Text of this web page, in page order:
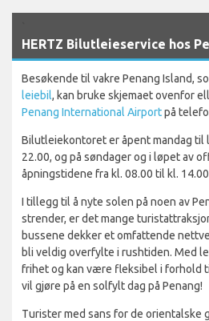
HERTZ Bilutleieservice hos
Besøkende til vakre Penang Island,
leiebil, kan bruke skjemaet ovenfor
Penang International Airportpå
Bilutleiekontoret er åpent mandag til
22.00, og på søndager og i løpet av
åpningstidene fra kl. 08.00 til kl.
I tillegg til å nyte solen på noen av
strender, er det mange
bussene dekker et omfattende
bli veldig overfylte i rushtiden. Med
frihet og kan være fleksibel i forhold
vil gjøre på en solfylt dag på Penang!
Turister med sans for de orientalske